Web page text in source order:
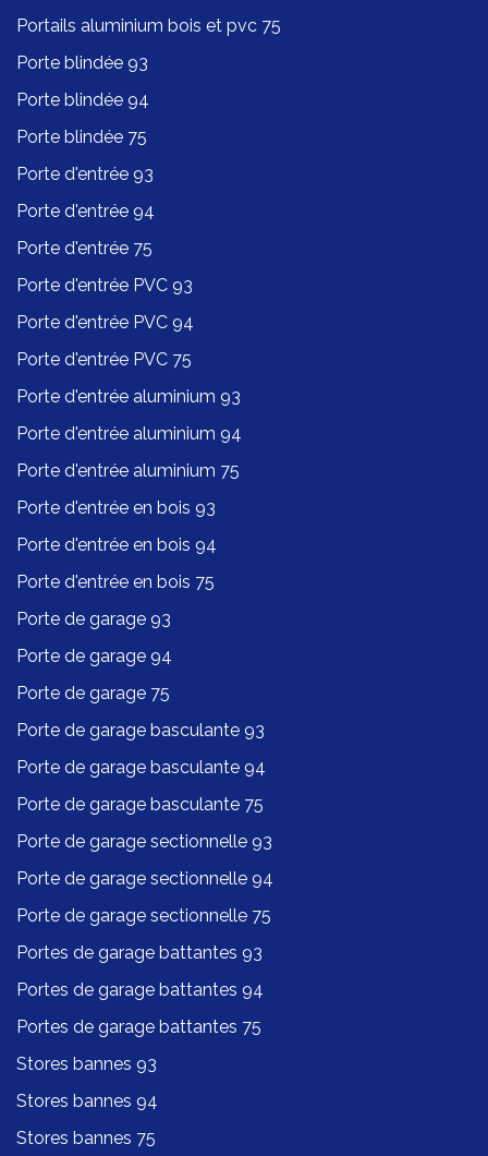
Portails aluminium bois et pvc 75
Porte blindée 93
Porte blindée 94
Porte blindée 75
Porte d'entrée 93
Porte d'entrée 94
Porte d'entrée 75
Porte d'entrée PVC 93
Porte d'entrée PVC 94
Porte d'entrée PVC 75
Porte d'entrée aluminium 93
Porte d'entrée aluminium 94
Porte d'entrée aluminium 75
Porte d'entrée en bois 93
Porte d'entrée en bois 94
Porte d'entrée en bois 75
Porte de garage 93
Porte de garage 94
Porte de garage 75
Porte de garage basculante 93
Porte de garage basculante 94
Porte de garage basculante 75
Porte de garage sectionnelle 93
Porte de garage sectionnelle 94
Porte de garage sectionnelle 75
Portes de garage battantes 93
Portes de garage battantes 94
Portes de garage battantes 75
Stores bannes 93
Stores bannes 94
Stores bannes 75